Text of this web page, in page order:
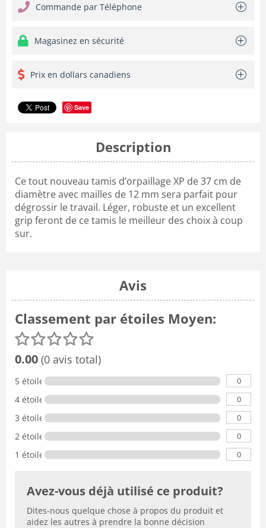
Commande par Téléphone
Magasinez en sécurité
Prix en dollars canadiens
Save
Description
Ce tout nouveau tamis d’orpaillage XP de 37 cm de
diamètre avec mailles de 12 mm sera parfait pour
dégrossir le travail. Léger, robuste et un excellent
grip feront de ce tamis le meilleur des choix à coup
sur.
Avis
Classement par étoiles Moyen:
0.00 (0 avis total)
5 étoiles 0
4 étoiles 0
3 étoiles 0
2 étoiles 0
1 étoile 0
Avez-vous déjà utilisé ce produit?
Dites-nous quelque chose à propos du produit et
aidez les autres à prendre la bonne décision